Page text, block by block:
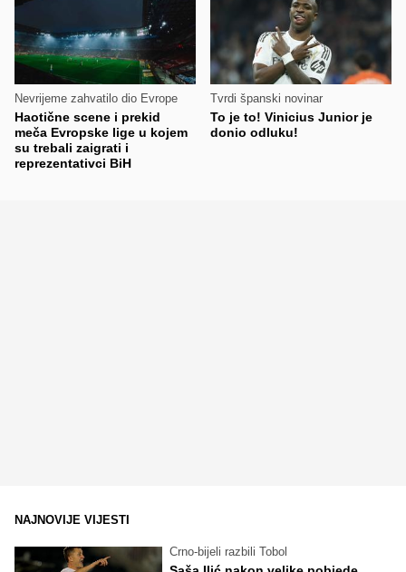
Nevrijeme zahvatilo dio Evrope
Haotične scene i prekid
meča Evropske lige u kojem
su trebali zaigrati i
reprezentativci BiH
Tvrdi španski novinar
To je to! Vinicius Junior je
donio odluku!
NAJNOVIJE VIJESTI
Crno-bijeli razbili Tobol